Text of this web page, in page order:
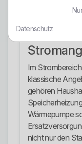
erzählt Unsinn.
Reinwaschung
Im
klassische
gehören
Wärmepumpe
nicht nur den
Datenschutz